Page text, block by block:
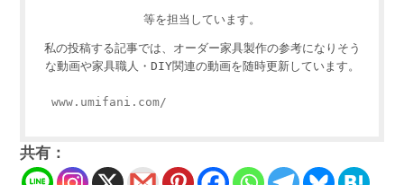
等を担当しています。
私の投稿する記事では、オーダー家具製作の参考になりそう
な動画や家具職人・DIY関連の動画を随時更新しています。
www.umifani.com/
共有：